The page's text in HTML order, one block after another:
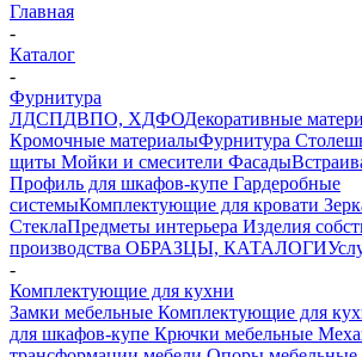
Главная
-
Каталог
-
Фурнитура
ЛДСПДВПО, ХДФОДекоративные
Кромочные материалыФурнитура
щиты Мойки и смесители Фасады
Профиль для шкафов-купе Гардеробные
системыКомплектующие для кровати
СтеклаПредметы интерьера Изделия
производства ОБРАЗЦЫ, КАТАЛОГИ
-
Комплектующие для кухни
Замки мебельные Комплектующие для
для шкафов-купе Крючки мебельные